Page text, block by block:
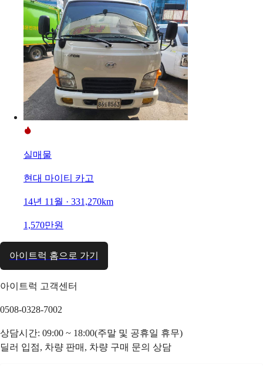
실매물
현대 마이티 카고
14년 11월 · 331,270km
1,570만원
아이트럭 홈으로 가기
아이트럭 고객센터
0508-0328-7002
상담시간: 09:00 ~ 18:00(주말 및 공휴일 휴무)
딜러 입점, 차량 판매, 차량 구매 문의 상담